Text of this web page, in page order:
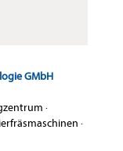
GMbH
·
·